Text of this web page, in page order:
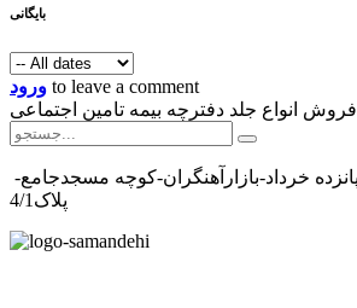
بایگانی
ورود to leave a comment
فروش انواع جلد دفترچه بیمه تامین اجتماعی
پلاک4/1